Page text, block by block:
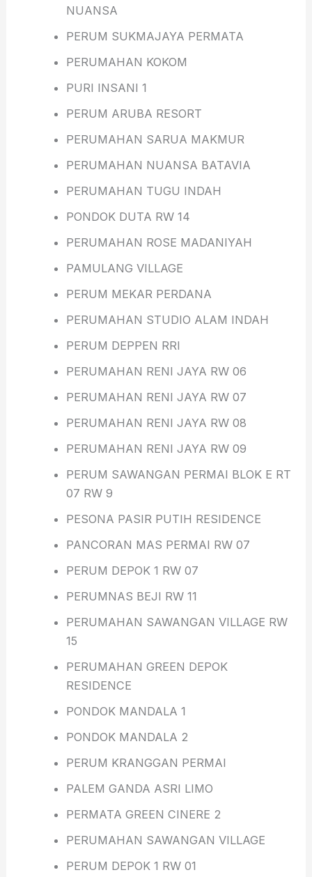
NUANSA
PERUM SUKMAJAYA PERMATA
PERUMAHAN KOKOM
PURI INSANI 1
PERUM ARUBA RESORT
PERUMAHAN SARUA MAKMUR
PERUMAHAN NUANSA BATAVIA
PERUMAHAN TUGU INDAH
PONDOK DUTA RW 14
PERUMAHAN ROSE MADANIYAH
PAMULANG VILLAGE
PERUM MEKAR PERDANA
PERUMAHAN STUDIO ALAM INDAH
PERUM DEPPEN RRI
PERUMAHAN RENI JAYA RW 06
PERUMAHAN RENI JAYA RW 07
PERUMAHAN RENI JAYA RW 08
PERUMAHAN RENI JAYA RW 09
PERUM SAWANGAN PERMAI BLOK E RT
07 RW 9
PESONA PASIR PUTIH RESIDENCE
PANCORAN MAS PERMAI RW 07
PERUM DEPOK 1 RW 07
PERUMNAS BEJI RW 11
PERUMAHAN SAWANGAN VILLAGE RW
15
PERUMAHAN GREEN DEPOK
RESIDENCE
PONDOK MANDALA 1
PONDOK MANDALA 2
PERUM KRANGGAN PERMAI
PALEM GANDA ASRI LIMO
PERMATA GREEN CINERE 2
PERUMAHAN SAWANGAN VILLAGE
PERUM DEPOK 1 RW 01